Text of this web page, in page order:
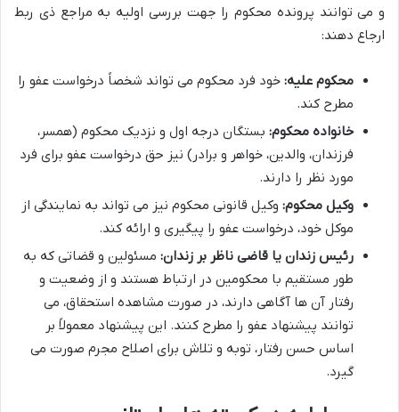
و می توانند پرونده محکوم را جهت بررسی اولیه به مراجع ذی ربط
ارجاع دهند:
محکوم علیه: خود فرد محکوم می تواند شخصاً درخواست عفو را
مطرح کند.
خانواده محکوم: بستگان درجه اول و نزدیک محکوم (همسر،
فرزندان، والدین، خواهر و برادر) نیز حق درخواست عفو برای فرد
مورد نظر را دارند.
وکیل محکوم: وکیل قانونی محکوم نیز می تواند به نمایندگی از
موکل خود، درخواست عفو را پیگیری و ارائه کند.
رئیس زندان یا قاضی ناظر بر زندان: مسئولین و قضاتی که به
طور مستقیم با محکومین در ارتباط هستند و از وضعیت و
رفتار آن ها آگاهی دارند، در صورت مشاهده استحقاق، می
توانند پیشنهاد عفو را مطرح کنند. این پیشنهاد معمولاً بر
اساس حسن رفتار، توبه و تلاش برای اصلاح مجرم صورت می
گیرد.